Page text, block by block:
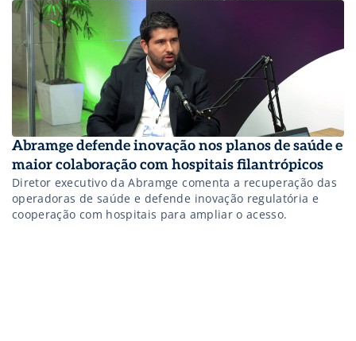
Abramge defende inovação nos planos de saúde e
maior colaboração com hospitais filantrópicos
Diretor executivo da Abramge comenta a recuperação das
operadoras de saúde e defende inovação regulatória e
cooperação com hospitais para ampliar o acesso.